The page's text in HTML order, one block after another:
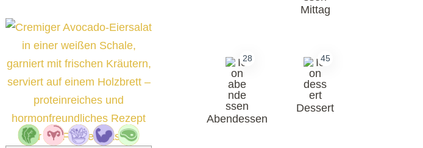
Mittag
28
Abendessen
45
Dessert